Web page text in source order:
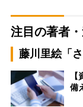
注目の著者
藤川里絵「
備